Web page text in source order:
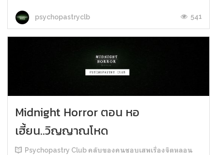
psychopastryclb 541
Midnight Horror ตอน หอ
เฮี้ยน..วิญญาณโหด
Psychopastry Club คลับของคนชอบเสพเรื่องจิตหลอน